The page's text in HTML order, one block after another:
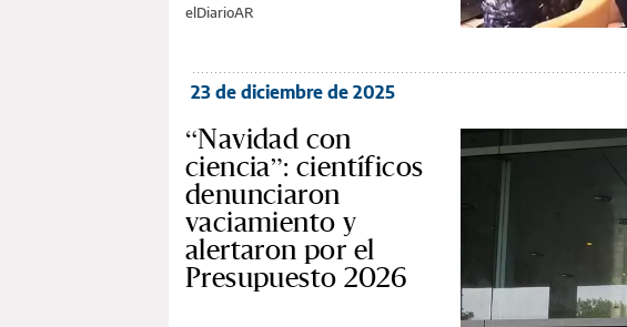
elDiarioAR
23 de diciembre de 2025
“Navidad con
ciencia”: científicos
denunciaron
vaciamiento y
alertaron por el
Presupuesto 2026